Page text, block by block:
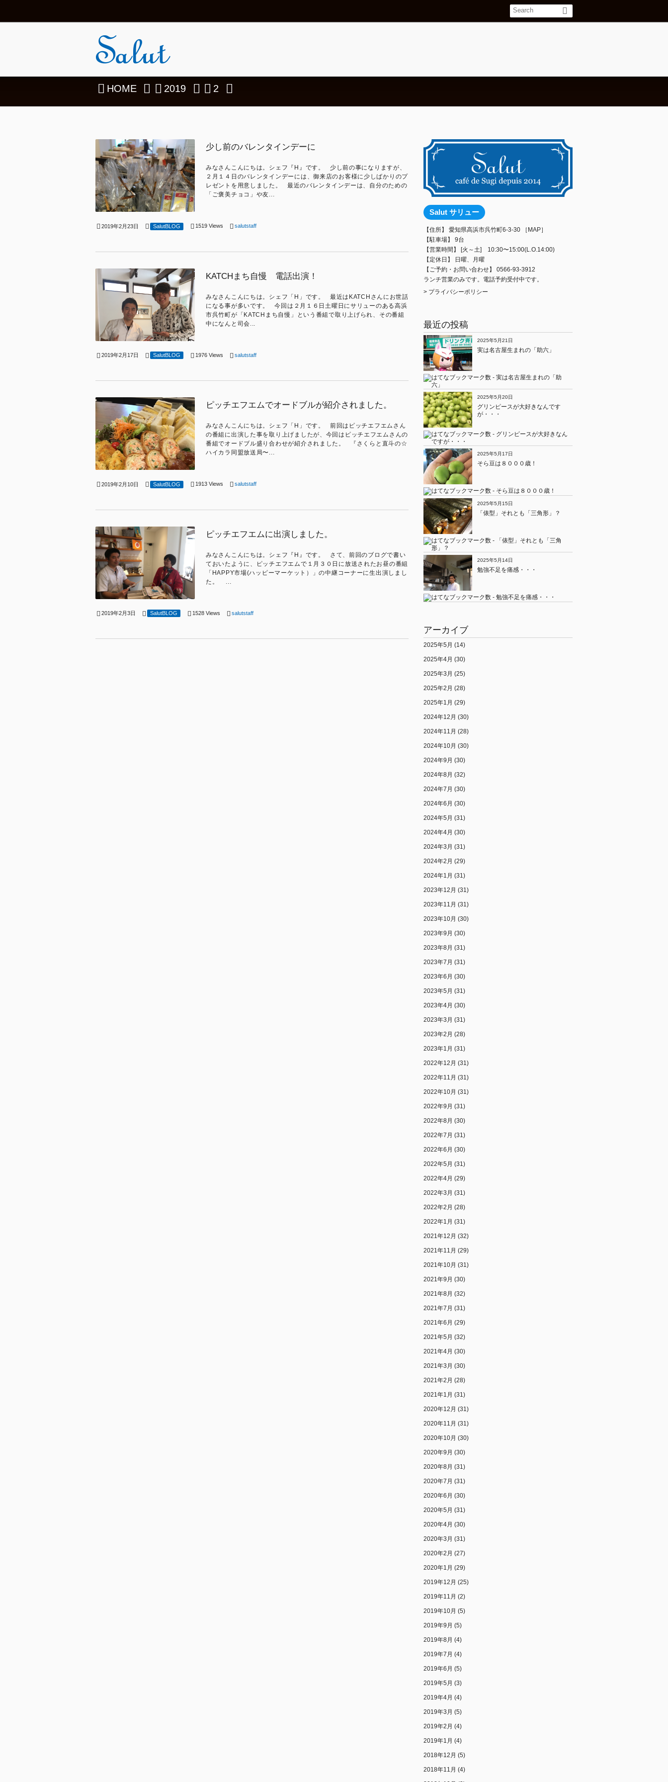
HOME 2019 2
少し前のバレンタインデーに
みなさんこんにちは。シェフ『H』です。 少し前の事になりますが、
２月１４日のバレンタインデーには、御来店のお客様に少しばかりのプ
レゼントを用意しました。 最近のバレンタインデーは、自分のための
「ご褒美チョコ」や友...
2019年2月23日 SalutBLOG 1519 Views salutstaff
KATCHまち自慢 電話出演！
みなさんこんにちは。シェフ「H」です。 最近はKATCHさんにお世話
になる事が多いです。 今回は２月１６日土曜日にサリューのある高浜
市呉竹町が「KATCHまち自慢」という番組で取り上げられ、その番組
中になんと司会...
2019年2月17日 SalutBLOG 1976 Views salutstaff
ピッチエフエムでオードブルが紹介されました。
みなさんこんにちは。シェフ「H」です。 前回はピッチエフエムさん
の番組に出演した事を取り上げましたが、今回はピッチエフエムさんの
番組でオードブル盛り合わせが紹介されました。 『さくらと直斗の☆
ハイカラ同盟放送局〜...
2019年2月10日 SalutBLOG 1913 Views salutstaff
ピッチエフエムに出演しました。
みなさんこんにちは。シェフ『H』です。 さて、前回のブログで書い
ておいたように、ピッチエフエムで１月３０日に放送されたお昼の番組
「HAPPY市場(ハッピーマーケット）」の中継コーナーに生出演しまし
た。 ...
2019年2月3日 SalutBLOG 1528 Views salutstaff
Salut サリュー
【住所】 愛知県高浜市呉竹町6-3-30
［MAP］
【駐車場】 9台
【営業時間】 [火～土] 10:30〜15:00(L.O.14:00)
【定休日】 日曜、月曜
【ご予約・お問い合わせ】 0566-93-3912
ランチ営業のみです。電話予約受付中です。
> プライバシーポリシー
最近の投稿
2025年5月21日
実は名古屋生まれの「助六」
2025年5月20日
グリンピースが大好きなんです
が・・・
2025年5月17日
そら豆は８０００歳！
2025年5月15日
「俵型」それとも「三角形」？
2025年5月14日
勉強不足を痛感・・・
アーカイブ
2025年5月 (14)
2025年4月 (30)
2025年3月 (25)
2025年2月 (28)
2025年1月 (29)
2024年12月 (30)
2024年11月 (28)
2024年10月 (30)
2024年9月 (30)
2024年8月 (32)
2024年7月 (30)
2024年6月 (30)
2024年5月 (31)
2024年4月 (30)
2024年3月 (31)
2024年2月 (29)
2024年1月 (31)
2023年12月 (31)
2023年11月 (31)
2023年10月 (30)
2023年9月 (30)
2023年8月 (31)
2023年7月 (31)
2023年6月 (30)
2023年5月 (31)
2023年4月 (30)
2023年3月 (31)
2023年2月 (28)
2023年1月 (31)
2022年12月 (31)
2022年11月 (31)
2022年10月 (31)
2022年9月 (31)
2022年8月 (30)
2022年7月 (31)
2022年6月 (30)
2022年5月 (31)
2022年4月 (29)
2022年3月 (31)
2022年2月 (28)
2022年1月 (31)
2021年12月 (32)
2021年11月 (29)
2021年10月 (31)
2021年9月 (30)
2021年8月 (32)
2021年7月 (31)
2021年6月 (29)
2021年5月 (32)
2021年4月 (30)
2021年3月 (30)
2021年2月 (28)
2021年1月 (31)
2020年12月 (31)
2020年11月 (31)
2020年10月 (30)
2020年9月 (30)
2020年8月 (31)
2020年7月 (31)
2020年6月 (30)
2020年5月 (31)
2020年4月 (30)
2020年3月 (31)
2020年2月 (27)
2020年1月 (29)
2019年12月 (25)
2019年11月 (2)
2019年10月 (5)
2019年9月 (5)
2019年8月 (4)
2019年7月 (4)
2019年6月 (5)
2019年5月 (3)
2019年4月 (4)
2019年3月 (5)
2019年2月 (4)
2019年1月 (4)
2018年12月 (5)
2018年11月 (4)